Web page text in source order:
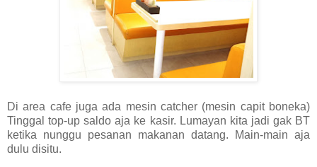
Di area cafe juga ada mesin catcher (mesin capit boneka)
Tinggal top-up saldo aja ke kasir. Lumayan kita jadi gak BT
ketika nunggu pesanan makanan datang. Main-main aja
dulu disitu.